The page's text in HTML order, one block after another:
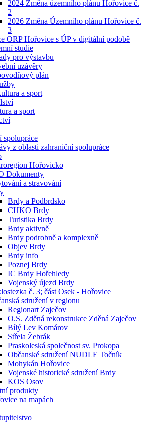
2024 Změna územního plánu Hořovice č.
2
2026 Změna Územního plánu Hořovice č.
3
ORP Hořovice s ÚP v digitální podobě
studie
pro výstavbu
uzávěry
plán
a sport
a sport
spolupráce
z oblasti zahraniční spolupráce
Hořovicko
Dokumenty
a stravování
Brdy a Podbrdsko
CHKO Brdy
Turistika Brdy
Brdy aktivně
Brdy podrobně a komplexně
Objev Brdy
Brdy info
Poznej Brdy
IC Brdy Hořehledy
Vojenský újezd Brdy
č. 3; část Osek - Hořovice
sdružení v regionu
Regionart Zaječov
O.S. Zděná rekonstrukce Zděná Zaječov
Bílý Lev Komárov
Střela Žebrák
Praskoleská společnost sv. Prokopa
Občanské sdružení NUDLE Točník
Mohykán Hořovice
Vojenské historické sdružení Brdy
KOS Osov
produkty
na mapách